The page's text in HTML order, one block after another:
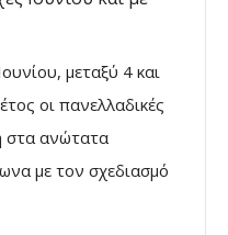
μεταξύ 4 και
οι πανελλαδικές
στα ανώτατα
με τον σχεδιασμό